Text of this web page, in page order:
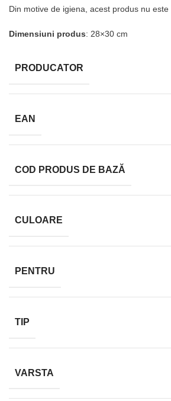
Din motive de igiena, acest produs nu este
Dimensiuni produs: 28×30 cm
PRODUCATOR
EAN
COD PRODUS DE BAZĂ
CULOARE
PENTRU
TIP
VARSTA